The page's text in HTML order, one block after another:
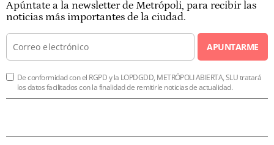
Apúntate a la newsletter de Metrópoli, para recibir las
noticias más importantes de la ciudad.
APUNTARME
De conformidad con el RGPD y la LOPDGDD, METRÓPOLI ABIERTA, SLU tratará
los datos facilitados con la finalidad de remitirle noticias de actualidad.